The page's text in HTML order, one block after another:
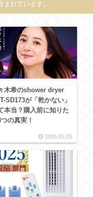
れています。
木希のshower dryer
SD173が「乾かない」
本当？購入前に知りた
の真実！
2025.05.25